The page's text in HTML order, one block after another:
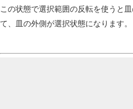
この状態で選択範囲の反転を使うと
て、皿の外側が選択状態になります。